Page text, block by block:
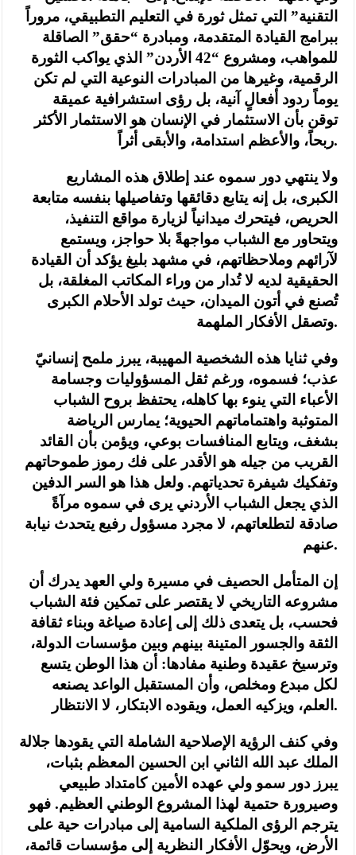
التقنية” التي تمثل ثورة في التعليم التطبيقي، مروراً
ببرامج القيادة المتقدمة، ومبادرة “حقق” الصاقلة
للمواهب، ومشروع “42 الأردن” الذي يواكب الثورة
الرقمية، وغيرها من المبادرات النوعية التي لم تكن
يوماً ردود أفعالٍ آنية، بل رؤى استشرافية عميقة
توقن بأن الاستثمار في الإنسان هو الاستثمار الأكثر
ربحاً، والأعظم استدامة، والأبقى أثراً.
ولا ينتهي دور سموه عند إطلاق هذه المشاريع
الكبرى، بل إنه يتابع دقائقها وتفاصيلها بنفسه متابعة
الحريص، فيتحرك ميدانياً لزيارة مواقع التنفيذ،
ويتحاور مع الشباب مواجهةً بلا حواجز، ويستمع
لآرائهم وملاحظاتهم، في مشهد بليغ يؤكد أن القيادة
الحقيقية لديه لا تُدار من وراء المكاتب المغلقة، بل
تُصنع في أتون الميدان، حيث تولد الأحلام الكبرى
وتصقل الأفكار الملهمة.
وفي ثنايا هذه الشخصية المهيبة، يبرز ملمح إنسانيّ
عذب؛ فسموه، ورغم ثقل المسؤوليات وجسامة
الأعباء التي ينوء بها كاهله، يحتفظ بروح الشباب
المتوثبة واهتماماتهم الحيوية؛ يمارس الرياضة
بشغف، ويتابع المنافسات بوعي، ويؤمن بأن القائد
القريب من جيله هو الأقدر على فك رموز طموحاتهم
وتفكيك شيفرة تحدياتهم. ولعل هذا هو السر الدفين
الذي يجعل الشباب الأردني يرى في سموه مرآةً
صادقة لتطلعاتهم، لا مجرد مسؤول رفيع يتحدث نيابة
عنهم.
إن المتأمل الحصيف في مسيرة ولي العهد يدرك أن
مشروعه التاريخي لا يقتصر على تمكين فئة الشباب
فحسب، بل يتعدى ذلك إلى إعادة صياغة وبناء ثقافة
الثقة والجسور المتينة بينهم وبين مؤسسات الدولة،
وترسيخ عقيدة وطنية مفادها: أن هذا الوطن يتسع
لكل مبدع ومخلص، وأن المستقبل الواعد يصنعه
العلم، ويزكيه العمل، ويقوده الابتكار، لا الانتظار.
وفي كنف الرؤية الإصلاحية الشاملة التي يقودها جلالة
الملك عبد الله الثاني ابن الحسين المعظم بثبات،
يبرز دور سمو ولي عهده الأمين كامتداد طبيعي
وصيرورة حتمية لهذا المشروع الوطني العظيم. فهو
يترجم الرؤى الملكية السامية إلى مبادرات حية على
الأرض، ويحوّل الأفكار النظرية إلى مؤسسات قائمة،